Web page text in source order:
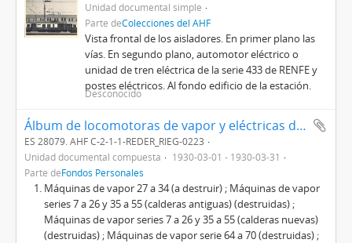
Unidad documental simple
Parte deColecciones del AHF
Vista frontal de los aisladores. En primer plano las
vías. En segundo plano, automotor eléctrico o
unidad de tren eléctrica de la serie 433 de RENFE y
postes eléctricos. Al fondo edificio de la estación.
Desconocido
Álbum de locomotoras de vapor y eléctricas de la Compañía del Norte
ES 28079. AHF C-2-1-1-REDER_RIEG-0223
Unidad documental compuesta
1930-03-01 - 1930-03-31
Parte deFondos Personales
Máquinas de vapor 27 a 34 (a destruir) ; Máquinas de vapor
series 7 a 26 y 35 a 55 (calderas antiguas) (destruidas) ;
Máquinas de vapor series 7 a 26 y 35 a 55 (calderas nuevas)
(destruidas) ; Máquinas de vapor serie 64 a 70 (destruidas) ;